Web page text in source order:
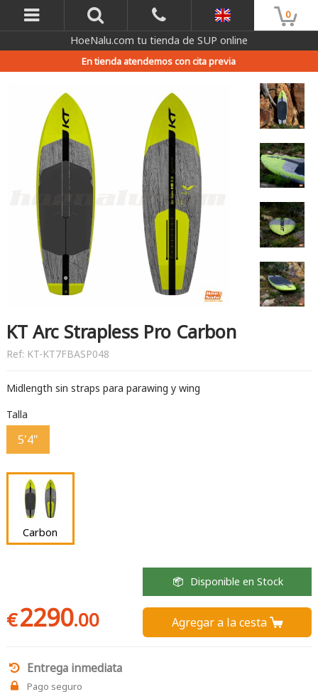
0
HoeNalu.com tu tienda de SUP online
En tienda atendemos con cita previa
KT Arc Strapless Pro Carbon
Ref: KT-KT7FBASP048
Midlength sin straps para parawing y wing
Talla
5'4"
Carbon
€2290.00
Disponible en Stock
Agregar a la cesta 
Entrega inmediata
Pago seguro